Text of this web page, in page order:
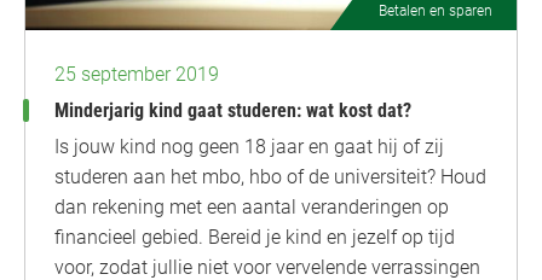
Betalen en sparen
25 september 2019
Minderjarig kind gaat studeren: wat kost dat?
Is jouw kind nog geen 18 jaar en gaat hij of zij
studeren aan het mbo, hbo of de universiteit? Houd
dan rekening met een aantal veranderingen op
financieel gebied. Bereid je kind en jezelf op tijd
voor, zodat jullie niet voor vervelende verrassingen